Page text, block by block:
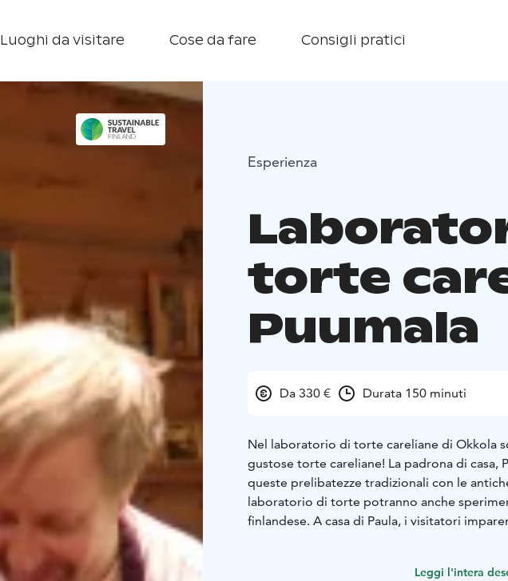
Luoghi da visitare Cose da fare Consigli pratici
Esperienza
torte
Puumala
Da 330 € Durata 150 minuti
Nel laboratorio di torte careliane di Okkola
gustose torte careliane! La padrona di casa,
queste prelibatezze tradizionali con le
laboratorio di torte potranno anche
finlandese. A casa di Paula, i visitatori
Leggi l'intera